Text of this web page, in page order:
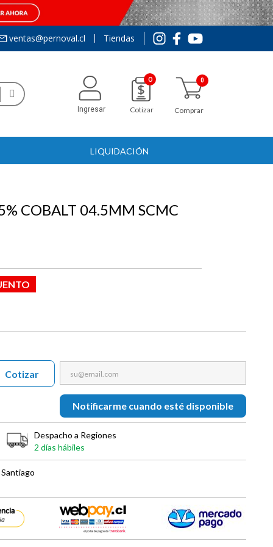
ventas@pernoval.cl Tiendas
Ingresar
0
Cotizar Comprar
LIQUIDACIÓN
COBALT 04.5MM SCMC
Notificarme cuando esté disponible
Cotizar
Despacho a Regiones
2 días hábiles